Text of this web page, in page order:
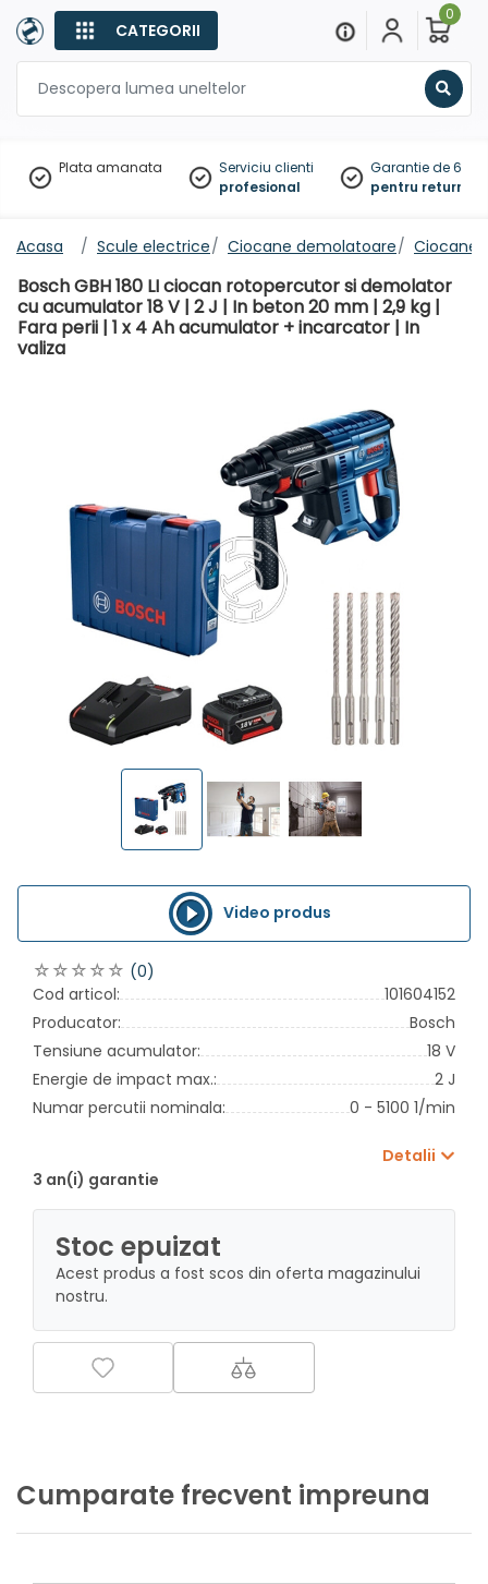
CATEGORII
0
Plata amanata
Serviciu clienti
profesional
Garantie de 60
pentru
Acasa Scule electrice Ciocane demolatoare Ciocane
Bosch GBH 180 LI ciocan rotopercutor si demolator
cu acumulator 18 V | 2 J | In beton 20 mm | 2,9 kg |
Fara perii | 1 x 4 Ah acumulator + incarcator | In
valiza
Video produs
(0)
Cod articol:
101604152
Producator:
Bosch
Tensiune acumulator:
18 V
Energie de impact max.:
2 J
Numar percutii nominala:
0 - 5100 1/min
Detalii
3 an(i) garantie
Stoc epuizat
Acest produs a fost scos din oferta magazinului
nostru.
Cumparate frecvent impreuna